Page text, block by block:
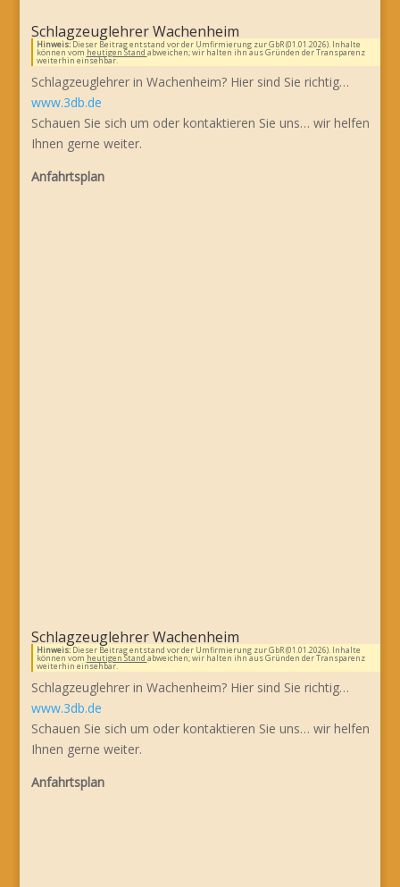
Schlagzeuglehrer Wachenheim
Hinweis:Dieser Beitrag entstand vor der Umfirmierung zur GbR (01.01.2026). Inhalte
können vom heutigen Stand abweichen; wir halten ihn aus Gründen der Transparenz
weiterhin einsehbar.
Schlagzeuglehrer in Wachenheim? Hier sind Sie richtig…
www.3db.de
Schauen Sie sich um oder kontaktieren Sie uns… wir helfen
Ihnen gerne weiter.
Anfahrtsplan
Schlagzeuglehrer Wachenheim
Hinweis:Dieser Beitrag entstand vor der Umfirmierung zur GbR (01.01.2026). Inhalte
können vom heutigen Stand abweichen; wir halten ihn aus Gründen der Transparenz
weiterhin einsehbar.
Schlagzeuglehrer in Wachenheim? Hier sind Sie richtig…
www.3db.de
Schauen Sie sich um oder kontaktieren Sie uns… wir helfen
Ihnen gerne weiter.
Anfahrtsplan